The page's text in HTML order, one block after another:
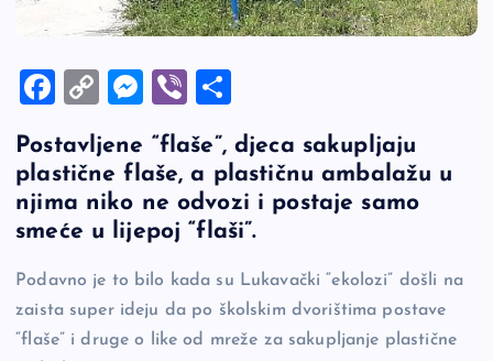
F
c
e
b
o
k
C
p
y
Li
k
M
se
n
g
er
Vi
er ar
e
Postavljene “flaše”, djeca sakupljaju
plastične flaše, a plastičnu ambalažu u
njima niko ne odvozi i postaje samo
smeće u lijepoj “flaši”.
Podavno je to bilo kada su Lukavački “ekolozi” došli na
zaista super ideju da po školskim dvorištima postave
“flaše” i druge o like od mreže za sakupljanje plastične